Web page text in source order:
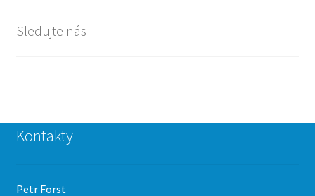
Sledujte nás
Kontakty
Petr Forst